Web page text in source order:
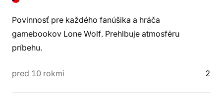
Povinnosť pre každého fanúšika a hráča
gamebookov Lone Wolf. Prehlbuje atmosféru
príbehu.
pred 10 rokmi 2